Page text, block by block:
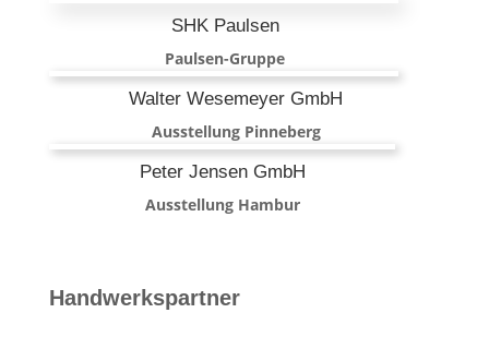
SHK Paulsen
Paulsen-Gruppe
Walter Wesemeyer GmbH
Ausstellung Pinneberg
Peter Jensen GmbH
Ausstellung Hambur
Handwerkspartner